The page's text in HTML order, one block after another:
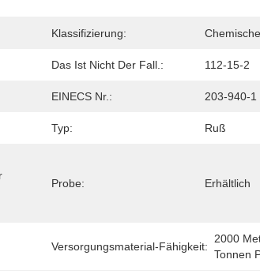
Klassifizierung:
Das Ist Nicht Der Fall.: 112-15-2
EINECS Nr.: 203-940-1
Typ: Ruß
Probe: Erhältlich
Versorgungsmaterial-Fähigkeit:
2000
Tonnen